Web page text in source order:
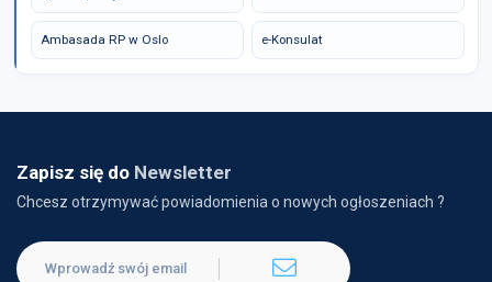
Ambasada RP w Oslo e-Konsulat
Zapisz się do Newsletter
Chcesz otrzymywać powiadomienia o nowych ogłoszeniach ?